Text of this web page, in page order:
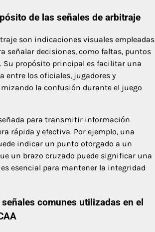
de las señales de arbitraje
son indicaciones visuales empleadas
señalar decisiones, como faltas, puntos
Su propósito principal es facilitar una
entre los oficiales, jugadores y
la confusión durante el juego
para transmitir información
rápida y efectiva. Por ejemplo, una
indicar un punto otorgado a un
un brazo cruzado puede significar una
esencial para mantener la integridad
señales comunes utilizadas en el